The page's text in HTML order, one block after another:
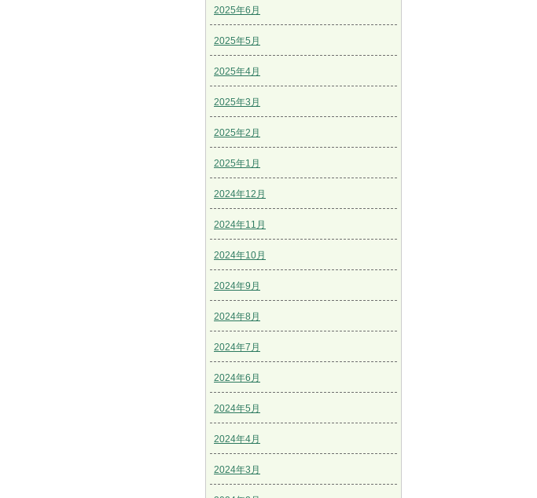
2025年6月
2025年5月
2025年4月
2025年3月
2025年2月
2025年1月
2024年12月
2024年11月
2024年10月
2024年9月
2024年8月
2024年7月
2024年6月
2024年5月
2024年4月
2024年3月